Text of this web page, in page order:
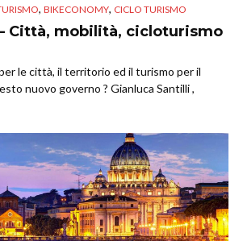
, BIKECONOMY, CICLO TURISMO
Città, mobilità, cicloturismo
le città, il territorio ed il turismo per il
nuovo governo ? Gianluca Santilli ,